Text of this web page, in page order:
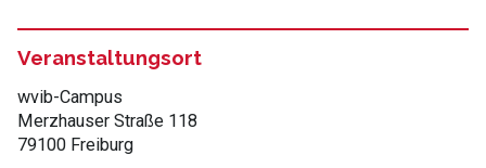
Veranstaltungsort
wvib-Campus
Merzhauser Straße 118
79100 Freiburg